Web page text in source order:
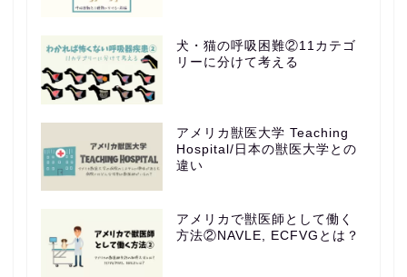
犬・猫の呼吸困難②11カテゴ
リーに分けて考える
アメリカ獣医大学 Teaching
Hospital/日本の獣医大学との
違い
アメリカで獣医師として働く
方法②NAVLE, ECFVGとは？